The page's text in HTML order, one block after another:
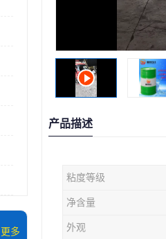
更多
产品描述
粘度等级
净含量
外观